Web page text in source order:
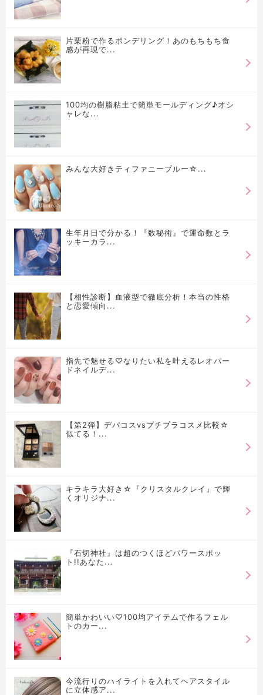
片栗粉で作るポンデリング！あのもちもち食
感が再現で...
100均の樹脂粘土で簡単モールディング♪オシ
ャレな...
みんな大好きティファニーブルー☆...
生年月日で分かる！『数秘術』で運命数とラ
ッキーカラ...
【相性診断】血液型で徹底分析！本当の性格
と恋愛傾向...
指先で魅せる♡なりたい私を叶えるレオパー
ドネイルデ...
【第2弾】デパコスvsプチプラコスメ比較☆
似てる！...
キラキラ大好き☆『クリスタルクレイ』で輝
くオリジナ...
『石切神社』は超のつくほどパワースポッ
ト!!あなた...
簡単かわいい♡100均アイテムで作るフェル
トのカー...
今流行りのハイライトを入れてヘアスタイル
に立体感ア...